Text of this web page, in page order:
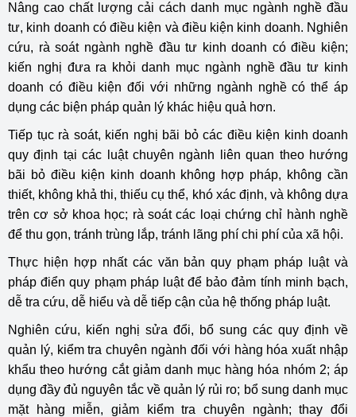
Nâng cao chất lượng cải cách danh mục ngành nghề đầu
tư, kinh doanh có điều kiện và điều kiện kinh doanh. Nghiên
cứu, rà soát ngành nghề đầu tư kinh doanh có điều kiện;
kiến nghị đưa ra khỏi danh mục ngành nghề đầu tư kinh
doanh có điều kiện đối với những ngành nghề có thể áp
dụng các biện pháp quản lý khác hiệu quả hơn.
Tiếp tục rà soát, kiến nghị bãi bỏ các điều kiện kinh doanh
quy định tại các luật chuyên ngành liên quan theo hướng
bãi bỏ điều kiện kinh doanh không hợp pháp, không cần
thiết, không khả thi, thiếu cụ thể, khó xác định, và không dựa
trên cơ sở khoa học; rà soát các loại chứng chỉ hành nghề
để thu gọn, tránh trùng lắp, tránh lãng phí chi phí của xã hội.
Thực hiện hợp nhất các văn bản quy phạm pháp luật và
pháp điển quy phạm pháp luật để bảo đảm tính minh bạch,
dễ tra cứu, dễ hiểu và dễ tiếp cận của hệ thống pháp luật.
Nghiên cứu, kiến nghị sửa đổi, bổ sung các quy định về
quản lý, kiểm tra chuyên ngành đối với hàng hóa xuất nhập
khẩu theo hướng cắt giảm danh mục hàng hóa nhóm 2; áp
dụng đầy đủ nguyên tắc về quản lý rủi ro; bổ sung danh mục
mặt hàng miễn, giảm kiểm tra chuyên ngành; thay đổi